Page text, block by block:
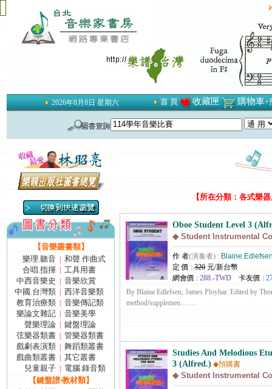
2026年8月8日 星期六 首 頁 收藏匣 購物車+
【音樂叢書類】
樂理.聽音
和聲.作曲式
合唱.指揮
工具用書
中西音樂史
音樂欣賞
中國.台灣類
西洋音樂類
教育治療類
音樂傳記類
樂論文雜記
音樂美學
聲樂理論
鍵盤理論
弦樂器類書
管樂器類書
戲劇表演類
舞蹈類叢書
戲曲類叢書
其它叢書
兒童親子
電腦.錄音類
【鍵盤譜‧教材類】
【所在分類：各式樂
Oboe Student Level 3
◆ Student Instrumental
作 者(演奏者) : Blaine
定 價 : 320 元/新台幣
網會價 : 288.-TWD 卡友價 :
By Blaine Edlefsen, James Ployhar. Edited by
method/supplemen.........
Studies And Melodious
3 (Alfred.) ◆預購書
◆ Student Instrumental